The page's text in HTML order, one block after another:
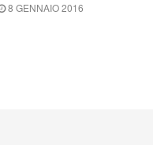
8 GENNAIO 2016